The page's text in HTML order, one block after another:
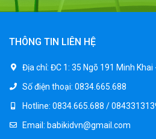
2.400.000 ₫
Xe máy điện trẻ
1.950.000 ₫
Xe ô tô điện trẻ
THÔNG TIN LIÊN HỆ
Địa chỉ: ĐC 1: 35 Ngõ 191 Minh Khai
Số điện thoại: 0834.665.688
Hotline: 0834.665.688 /
Email: babikidvn@gmail.com